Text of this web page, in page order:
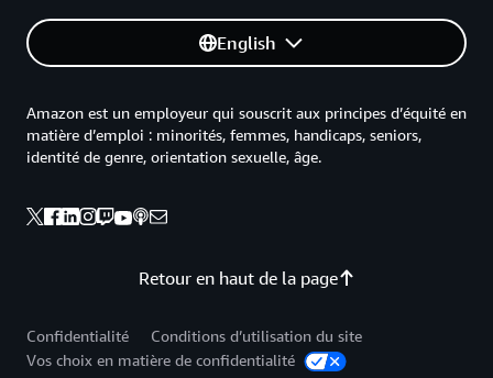
English
Retour en haut de la page
Amazon est un employeur qui souscrit aux principes d’équité en
matière d’emploi : minorités, femmes, handicaps, seniors,
identité de genre, orientation sexuelle, âge.
Confidentialité
Conditions d’utilisation du site
Vos choix en matière de confidentialité